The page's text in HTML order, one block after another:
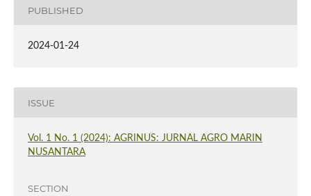
PUBLISHED
2024-01-24
ISSUE
Vol. 1 No. 1 (2024): AGRINUS: JURNAL AGRO MARIN
NUSANTARA
SECTION